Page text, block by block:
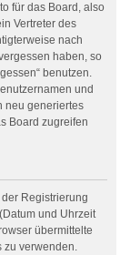
für das Board, also
Vertreter des
nach
haben, so
benutzen.
und
neu generiertes
Board zugreifen
Registrierung
und Uhrzeit
übermittelte
zu verwenden.